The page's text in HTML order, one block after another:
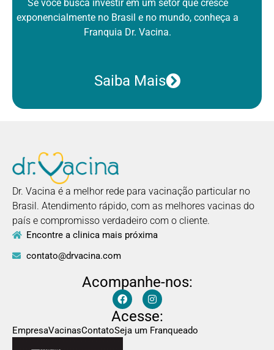
Se você busca investir em um setor que cresce
exponencialmente no Brasile no mundo, conheça a
Franquia Dr. Vacina.
Saiba Mais
Dr. Vacina é a melhor rede para vacinação particular no
Brasil. Atendimento rápido, com as melhores vacinas do
país e compromisso verdadeiro com o cliente.
Encontre a clinica mais próxima
contato@drvacina.com
Acompanhe-nos:
Acesse:
EmpresaVacinasContatoSeja um Franqueado